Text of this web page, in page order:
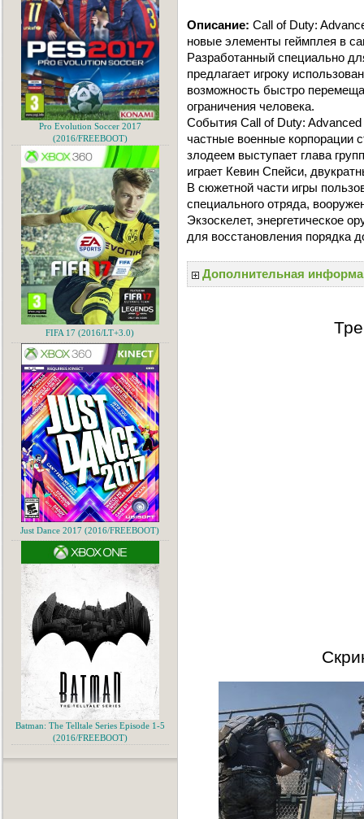
Описание: Call of Duty:
новые элементы геймплея в
Разработанный специально
предлагает игроку
возможность быстро
ограничения человека.
События Call of Duty: Advanced
частные военные корпорации
злодеем выступает глава
играет Кевин Спейси,
В сюжетной части игры
специального отряда,
Экзоскелет, энергетическое
для восстановления порядка
Дополнительная
Pro Evolution Soccer 2017
(2016/FREEBOOT)
FIFA 17 (2016/LT+3.0)
Just Dance 2017 (2016/FREEBOOT)
Batman: The Telltale Series Episode 1-5
(2016/FREEBOOT)